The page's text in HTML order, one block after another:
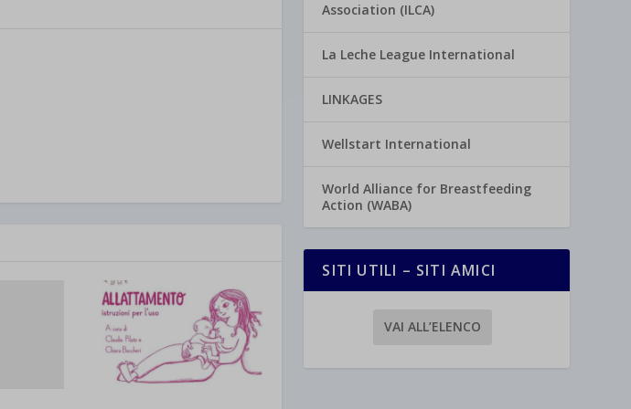
Association (ILCA)
La Leche League International
LINKAGES
Wellstart International
World Alliance for Breastfeeding
Action (WABA)
SITI UTILI – SITI AMICI
VAI ALL’ELENCO